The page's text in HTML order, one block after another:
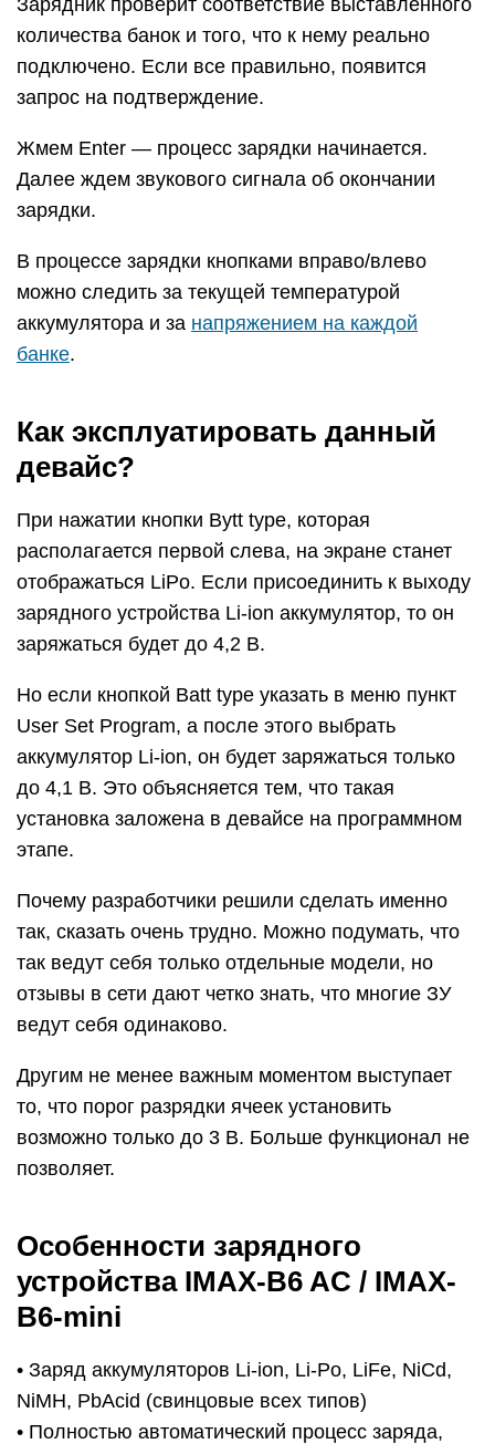
количества банок и того, что к нему реально
подключено. Если все правильно, появится
запрос на подтверждение.
Жмем Enter — процесс зарядки начинается.
Далее ждем звукового сигнала об окончании
зарядки.
В процессе зарядки кнопками вправо/влево
можно следить за текущей температурой
аккумулятора и за напряжением на каждой
банке.
Как эксплуатировать данный
девайс?
При нажатии кнопки Bytt type, которая
располагается первой слева, на экране станет
отображаться LiPo. Если присоединить к выходу
зарядного устройства Li-ion аккумулятор, то он
заряжаться будет до 4,2 В.
Но если кнопкой Batt type указать в меню пункт
User Set Program, а после этого выбрать
аккумулятор Li-ion, он будет заряжаться только
до 4,1 В. Это объясняется тем, что такая
установка заложена в девайсе на программном
этапе.
Почему разработчики решили сделать именно
так, сказать очень трудно. Можно подумать, что
так ведут себя только отдельные модели, но
отзывы в сети дают четко знать, что многие ЗУ
ведут себя одинаково.
Другим не менее важным моментом выступает
то, что порог разрядки ячеек установить
возможно только до 3 B. Больше функционал не
позволяет.
Особенности зарядного
устройства IMAX-B6 AC / IMAX-
B6-mini
• Заряд аккумуляторов Li-ion, Li-Po, LiFe, NiCd,
NiMH, PbAcid (свинцовые всех типов)
• Полностью автоматический процесс заряда,